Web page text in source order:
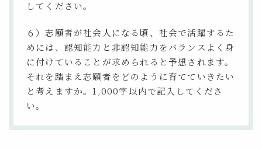
してください。
６）志願者が社会人になる頃、社会で活躍するた
めには、認知能力と非認知能力をバランスよく身
に付けていることが求められると予想されます。
それを踏まえ志願者をどのように育てていきたい
と考えますか。1,000字以内で記入してくださ
い。